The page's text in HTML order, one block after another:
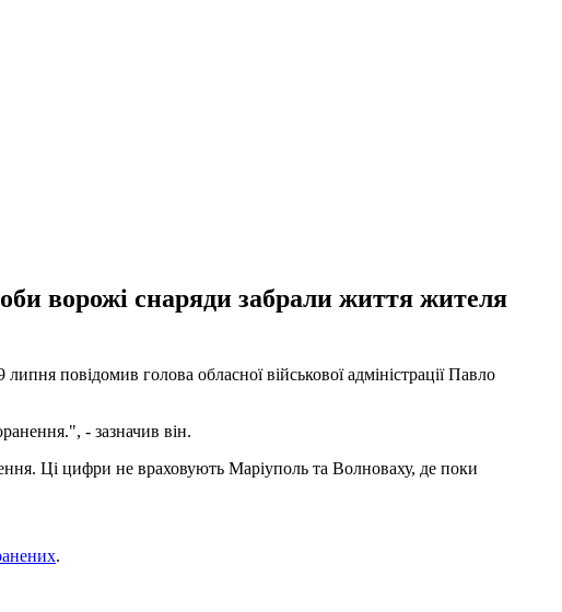
ворожі снаряди забрали життя жителя
повідомив голова обласної військової адміністрації Павло
- зазначив він.
Ці цифри не враховують Маріуполь та Волноваху, де поки
.